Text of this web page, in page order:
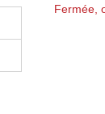
Fermée,